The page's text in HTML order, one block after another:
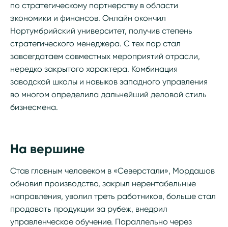
по стратегическому партнерству в области
экономики и финансов. Онлайн окончил
Нортумбрийский университет, получив степень
стратегического менеджера. С тех пор стал
завсегдатаем совместных мероприятий отрасли,
нередко закрытого характера. Комбинация
заводской школы и навыков западного управления
во многом определила дальнейший деловой стиль
бизнесмена.
На вершине
Став главным человеком в «Северстали», Мордашов
обновил производство, закрыл нерентабельные
направления, уволил треть работников, больше стал
продавать продукции за рубеж, внедрил
управленческое обучение. Параллельно через